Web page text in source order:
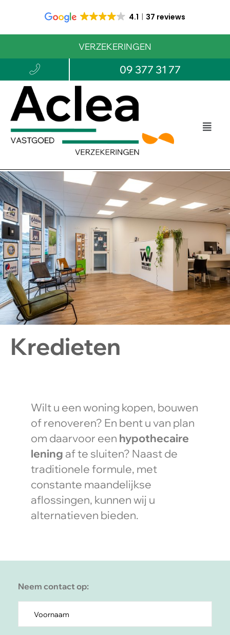
4.1 37 reviews
VERZEKERINGEN
09 377 31 77
Kredieten
Wilt u een woning kopen, bouwen
of renoveren? En bent u van plan
om daarvoor een hypothecaire
lening af te sluiten? Naast de
traditionele formule, met
constante maandelijkse
aflossingen, kunnen wij u
alternatieven bieden.
Neem contact op: